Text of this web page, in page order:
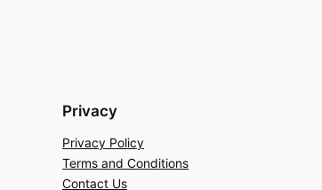
Privacy
Privacy Policy
Terms and Conditions
Contact Us